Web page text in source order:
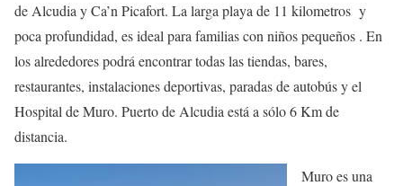
de Alcudia y Ca’n Picafort. La larga playa de 11 kilometros y
poca profundidad, es ideal para familias con niños pequeños . En
los alrededores podrá encontrar todas las tiendas, bares,
restaurantes, instalaciones deportivas, paradas de autobús y el
Hospital de Muro. Puerto de Alcudia está a sólo 6 Km de
distancia.
Muro es una